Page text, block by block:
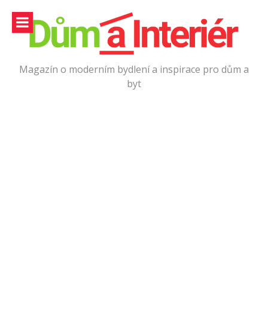
obsah
Magazín o moderním bydlení a inspirace pro dům a
byt